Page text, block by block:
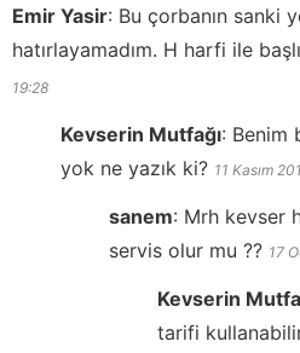
Emir Yasir: Bu çorbanın sanki
hatırlayamadım. H harfi ile
19:28
Kevserin Mutfağı: Benim
yok ne yazık ki? 11 Kasım
sanem: Mrh kevser
servis olur mu ?? 17
Kevserin
tarifi